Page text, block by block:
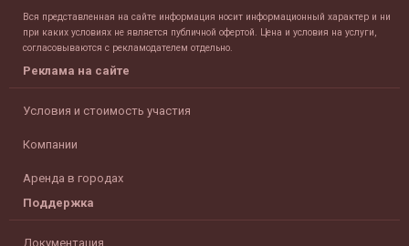
Вся представленная на сайте информация носит информационный характер и ни
при каких условиях не является публичной офертой. Цена и условия на услуги,
согласовываются с рекламодателем отдельно.
Реклама на сайте
Условия и стоимость участия
Компании
Аренда в городах
Поддержка
Документация